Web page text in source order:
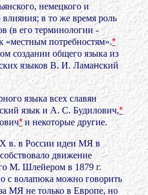
немецкого и
влияния; в то же время роль
(в его терминологии -
«местным потребностям».*
создании общего языка из
языков В. И. Ламанский
языка всех славян
язык и А. С. Будилович,*
*и некоторые другие.
в. в России идеи МЯ в
движение
М. Шлейером в 1879 г.
с волапюка можно говорить
МЯ не только в Европе, но